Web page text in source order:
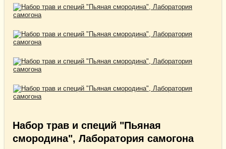
Набор трав и специй "Пьяная
смородина", Лаборатория самогона